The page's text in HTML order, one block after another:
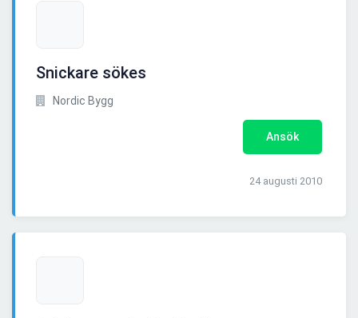
Snickare sökes
Nordic Bygg
Ansök
24 augusti 2010